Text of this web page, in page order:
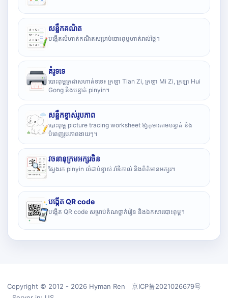
សន្លឹកគណិត
បង្កើតលំហាត់គណិតសម្រាប់បោះពុម្ពហាត់រាល់ថ្ងៃ។
គំរូទទេ
បោះពុម្ពក្រដាសហាត់ទទេ៖ ក្រឡា Tian Zi, ក្រឡា Mi Zi, ក្រឡា Hui
Gong និងបន្ទាត់ pinyin។
សន្លឹកខ្ទាស់រូបភាព
បោះពុម្ព picture tracing worksheet ឱ្យកុមារតាមបន្ទាត់ និង
បំពេញរូបភាពងាយៗ។
វចនានុក្រមអក្សរចិន
ស្វែងរក pinyin លំដាប់ខ្ទាស់ រ៉ាឌីកាល់ និងព័ត៌មានអក្សរ។
បង្កើត QR code
បង្កើត QR code សម្រាប់តំណថ្នាក់រៀន និងឯកសារបោះពុម្ព។
Copyright © 2012 - 2026 Hyman Ren 京ICP备2021026679号